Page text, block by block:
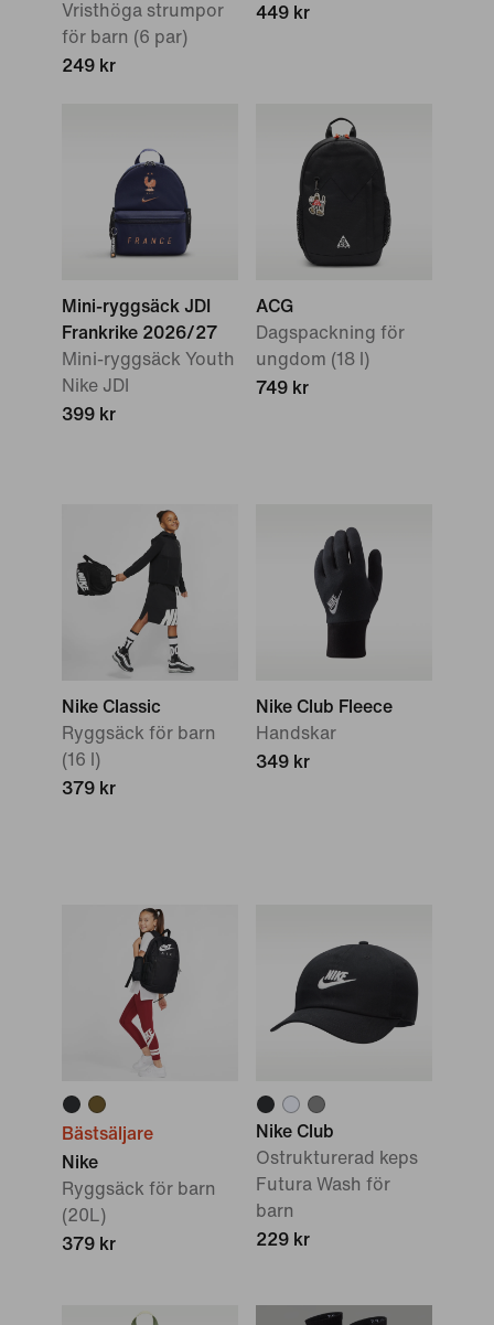
Vristhöga strumpor
för barn (6 par)
249 kr
449 kr
Mini-ryggsäck JDI
Frankrike 2026/27
Mini-ryggsäck Youth
Nike JDI
399 kr
ACG
Dagspackning för
ungdom (18 l)
749 kr
Nike Classic
Ryggsäck för barn
(16 l)
379 kr
Nike Club Fleece
Handskar
349 kr
Bästsäljare
Nike
Ryggsäck för barn
(20L)
379 kr
Nike Club
Ostrukturerad keps
Futura Wash för
barn
229 kr